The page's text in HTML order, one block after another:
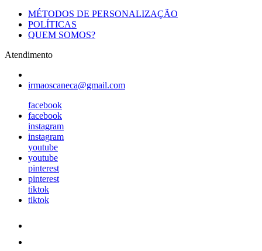
MÉTODOS DE PERSONALIZAÇÃO
POLÍTICAS
QUEM SOMOS?
Atendimento
irmaoscaneca@gmail.com
facebook
facebook
instagram
instagram
youtube
youtube
pinterest
pinterest
tiktok
tiktok